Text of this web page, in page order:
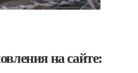
на сайте: